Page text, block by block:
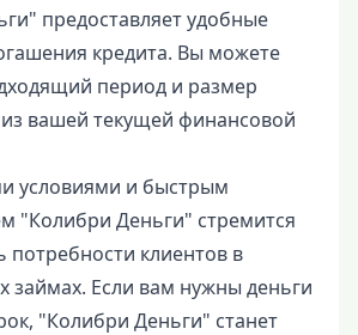
предоставляет удобные
кредита. Вы можете
период и размер
вашей текущей финансовой
условиями и быстрым
"Колибри Деньги" стремится
потребности клиентов в
займах. Если вам нужны деньги
"Колибри Деньги" станет